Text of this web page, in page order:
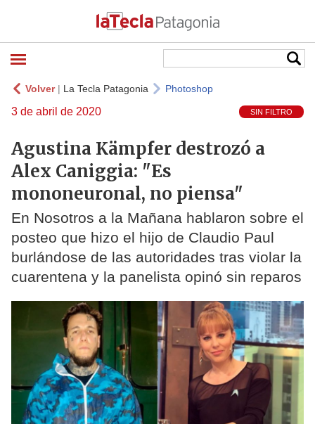
Volver| La Tecla Patagonia Photoshop
3 de abril de 2020 SIN FILTRO
Agustina Kämpfer destrozó a
Alex Caniggia: "Es
mononeuronal, no piensa"
En Nosotros a la Mañana hablaron sobre el
posteo que hizo el hijo de Claudio Paul
burlándose de las autoridades tras violar la
cuarentena y la panelista opinó sin reparos